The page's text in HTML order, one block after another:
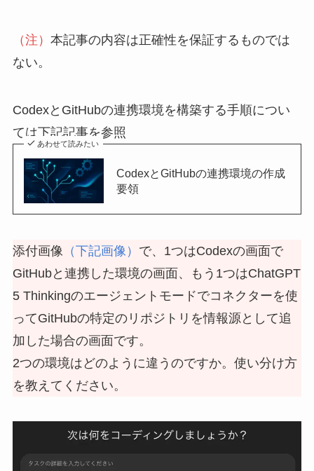
（注） 本記事の内容は正確性を保証するものでは
ない。
CodexとGitHubの連携環境を構築する手順につい
ては下記記事を参照
あわせて読みたい
CodexとGitHubの連携環境の作成
要領
添付画像 （下記画像） で、1つはCodexの画面で
GitHubと連携した環境の画面、もう1つはChatGPT
5 Thinkingのエージェントモードでコネクターを使
ってGitHubの特定のリポジトリを情報源として追
加した場合の画面です。
2つの環境はどのように違うのですか。使い分け方
を教えてください。